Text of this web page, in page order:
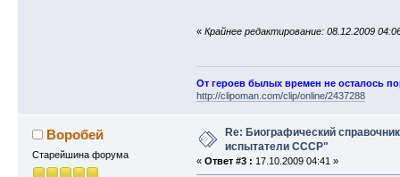
« Крайнее редактирование: 08.12.2009
От героев былых времен не осталось
http://clipoman.com/clip/online/2437288
Воробей
Старейшина форума
Re: Биографический
испытатели СССР"
« Ответ #3 : 17.10.2009 04:41 »